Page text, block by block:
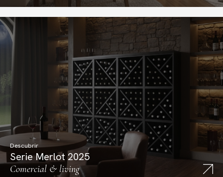
Descubrir
Serie Merlot 2025
Comercial & living